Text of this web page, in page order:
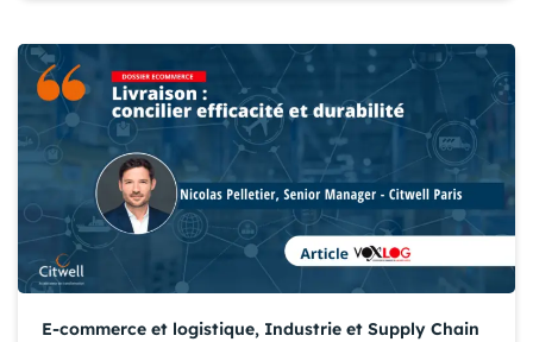
E-commerce et logistique, Industrie et Supply Chain